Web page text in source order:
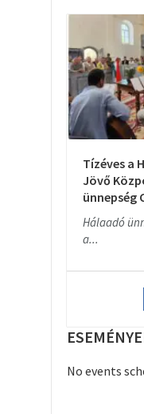
Tízéves a
Jövő
ünnepség
Hálaadó
a...
No events